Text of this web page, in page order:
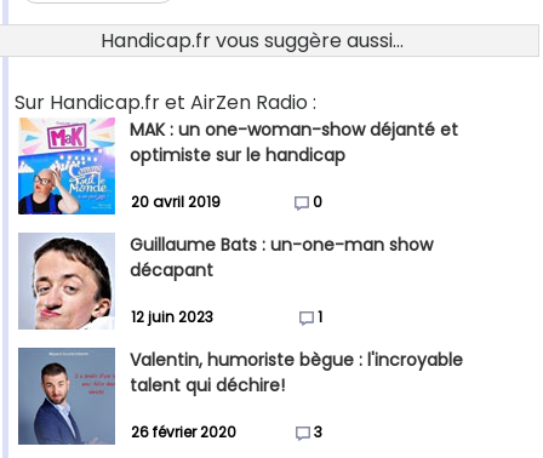
Handicap.fr vous suggère aussi...
Sur Handicap.fr et AirZen Radio :
MAK : un one-woman-show déjanté et
optimiste sur le handicap
20 avril 2019 0
Guillaume Bats : un-one-man show
décapant
12 juin 2023 1
Valentin, humoriste bègue : l'incroyable
talent qui déchire!
26 février 2020 3